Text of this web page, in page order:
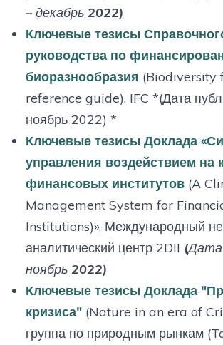
– декабрь 2022)
Ключевые тезисы
руководства по
биоразнообразия (Biodiversity
reference guide), IFC *(Дата
ноябрь 2022) *
Ключевые тезисы Доклада
управления воздействием на
финансовых институтов(A
Management System for
Institutions)», Международный
аналитический центр 2DII (Дата
ноябрь 2022)
Ключевые тезисы Доклада
кризиса"(Nature in an era of
группа по природным рынкам